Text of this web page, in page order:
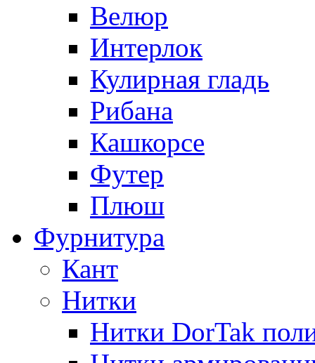
Велюр
Интерлок
Кулирная гладь
Рибана
Кашкорсе
Футер
Плюш
Фурнитура
Кант
Нитки
Нитки DorTak